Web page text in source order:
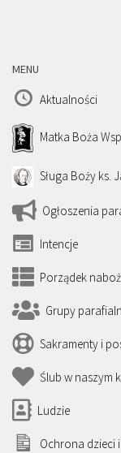
MENU
Aktualności
Matka Boża
Sługa Boży ks.
Ogłoszenia
Intencje
Porządek
Grupy
Sakramenty i
Ślub w naszym
Ludzie
Ochrona dzieci